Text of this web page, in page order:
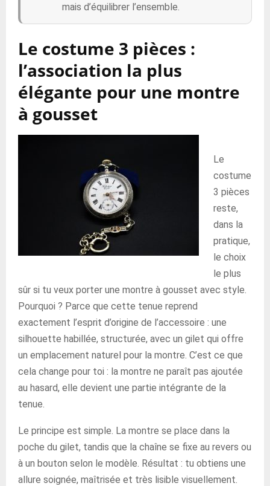
mais d’équilibrer l’ensemble.
Le costume 3 pièces :
l’association la plus
élégante pour une montre
à gousset
Le
costume
3 pièces
reste,
dans la
pratique,
le choix
le plus
sûr si tu veux porter une montre à gousset avec style.
Pourquoi ? Parce que cette tenue reprend
exactement l’esprit d’origine de l’accessoire : une
silhouette habillée, structurée, avec un gilet qui offre
un emplacement naturel pour la montre. C’est ce que
cela change pour toi : la montre ne paraît pas ajoutée
au hasard, elle devient une partie intégrante de la
tenue.
Le principe est simple. La montre se place dans la
poche du gilet, tandis que la chaîne se fixe au revers ou
à un bouton selon le modèle. Résultat : tu obtiens une
allure soignée, maîtrisée et très lisible visuellement.